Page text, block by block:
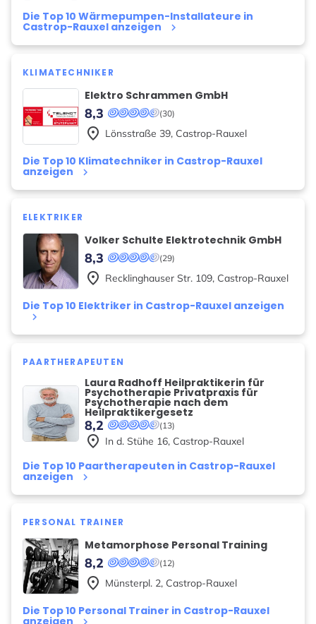
Die Top 10 Wärmepumpen-Installateure in
Castrop-Rauxel anzeigen keyboard_arrow_right
KLIMATECHNIKER
Elektro Schrammen GmbH
(30)
8,3
Die Top 10 Klimatechniker in Castrop-Rauxel
anzeigen keyboard_arrow_right
place Lönsstraße 39, Castrop-Rauxel
ELEKTRIKER
Volker Schulte Elektrotechnik GmbH
(29)
8,3
Die Top 10 Elektriker in Castrop-Rauxel anzeigen
keyboard_arrow_right
place Recklinghauser Str. 109, Castrop-Rauxel
PAARTHERAPEUTEN
Laura Radhoff Heilpraktikerin für
Psychotherapie Privatpraxis für
Psychotherapie nach dem
Heilpraktikergesetz
(13)
8,2
Die Top 10 Paartherapeuten in Castrop-Rauxel
anzeigen keyboard_arrow_right
place In d. Stühe 16, Castrop-Rauxel
PERSONAL TRAINER
Metamorphose Personal Training
(12)
8,2
Die Top 10 Personal Trainer in Castrop-Rauxel
anzeigen
place Münsterpl. 2, Castrop-Rauxel